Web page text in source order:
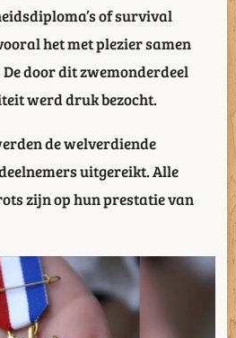
of survival
het met plezier samen
door dit zwemonderdeel
werd druk bezocht.
de welverdiende
uitgereikt. Alle
zijn op hun prestatie van